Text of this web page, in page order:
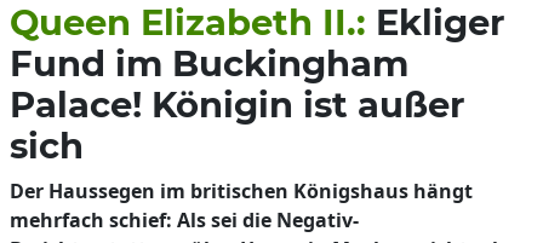
Queen Elizabeth II.: Ekliger
Fund im Buckingham
Palace! Königin ist außer
sich
Der Haussegen im britischen Königshaus hängt
mehrfach schief: Als sei die Negativ-